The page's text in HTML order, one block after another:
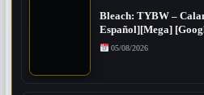
Bleach: TYBW –
Español][Mega]
05/08/2026